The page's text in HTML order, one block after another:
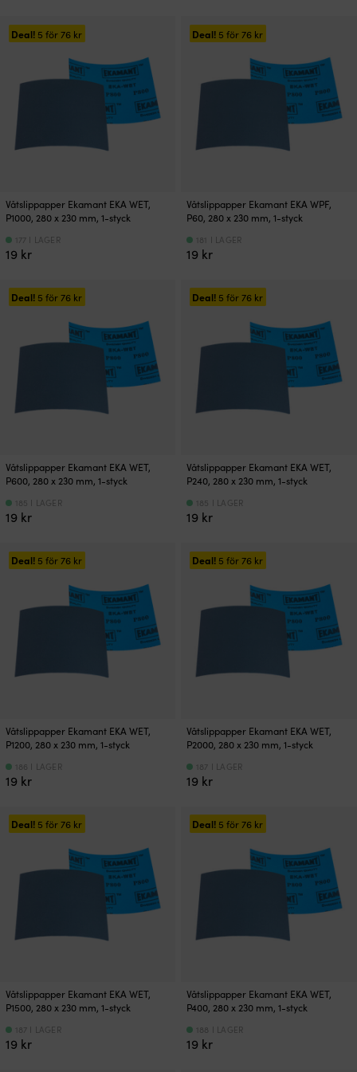
Deal! 5 för76 kr
Våtslippapper Ekamant EKA WET,
P1000, 280 x 230 mm, 1-styck
19 kr
177 I LAGER
Deal! 5 för76 kr
Våtslippapper Ekamant EKA WPF,
P60, 280 x 230 mm, 1-styck
19 kr
181 I LAGER
Deal! 5 för76 kr
Våtslippapper Ekamant EKA WET,
P600, 280 x 230 mm, 1-styck
19 kr
185 I LAGER
Deal! 5 för76 kr
Våtslippapper Ekamant EKA WET,
P240, 280 x 230 mm, 1-styck
19 kr
185 I LAGER
Deal! 5 för76 kr
Våtslippapper Ekamant EKA WET,
P1200, 280 x 230 mm, 1-styck
19 kr
186 I LAGER
Deal! 5 för76 kr
Våtslippapper Ekamant EKA WET,
P2000, 280 x 230 mm, 1-styck
19 kr
187 I LAGER
Deal! 5 för76 kr
Våtslippapper Ekamant EKA WET,
P1500, 280 x 230 mm, 1-styck
19 kr
187 I LAGER
Deal! 5 för76 kr
Våtslippapper Ekamant EKA WET,
P400, 280 x 230 mm, 1-styck
19 kr
188 I LAGER